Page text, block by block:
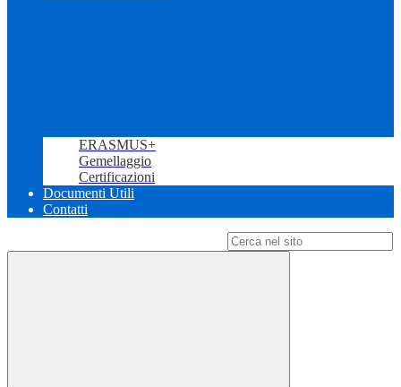
ERASMUS+
Gemellaggio
Certificazioni
Documenti Utili
Contatti